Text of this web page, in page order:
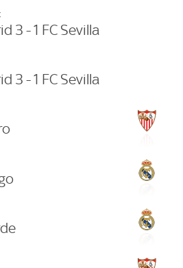
3 - 1 FC Sevilla
3 - 1 FC Sevilla